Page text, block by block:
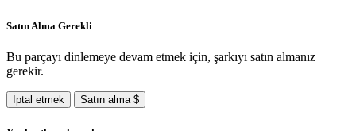
Satın Alma Gerekli
Bu parçayı dinlemeye devam etmek için, şarkıyı satın almanız
gerekir.
İptal etmek Satın alma $